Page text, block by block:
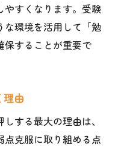
服する秘訣
くす受験対策
の見極めポイント
験対策を強化
伝授
習スケジュール
やすくなります。受験
な環境を活用して「勉
保することが重要で
理由
する最大の理由は、
点克服に取り組める点